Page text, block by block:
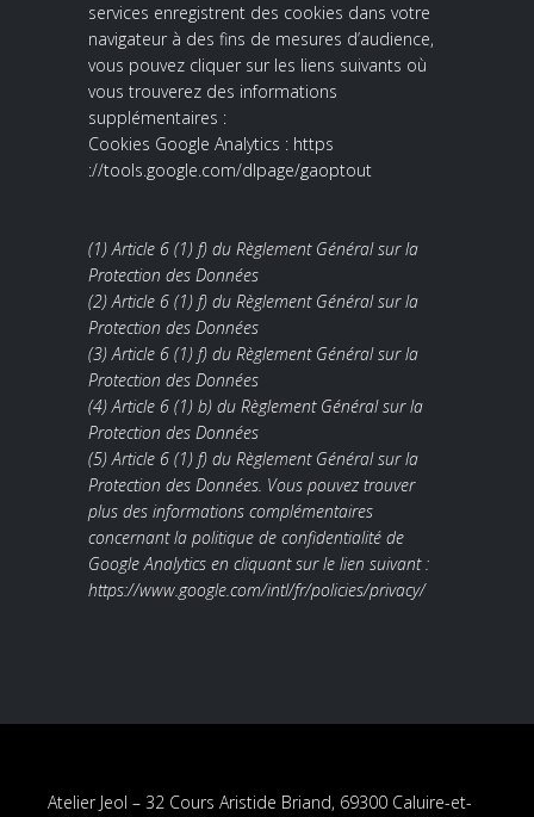
services enregistrent des cookies dans votre
navigateur à des fins de mesures d’audience,
vous pouvez cliquer sur les liens suivants où
vous trouverez des informations
supplémentaires :
Cookies Google Analytics : https
://tools.google.com/dlpage/gaoptout
(1) Article 6 (1) f) du Règlement Général sur la
Protection des Données
(2) Article 6 (1) f) du Règlement Général sur la
Protection des Données
(3) Article 6 (1) f) du Règlement Général sur la
Protection des Données
(4) Article 6 (1) b) du Règlement Général sur la
Protection des Données
(5) Article 6 (1) f) du Règlement Général sur la
Protection des Données. Vous pouvez trouver
plus des informations complémentaires
concernant la politique de confidentialité de
Google Analytics en cliquant sur le lien suivant :
https://www.google.com/intl/fr/policies/privacy/
Atelier Jeol – 32 Cours Aristide Briand, 69300 Caluire-et-